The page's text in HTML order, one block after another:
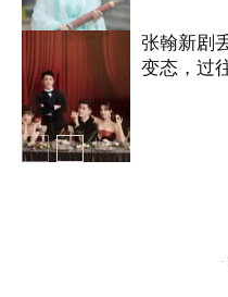
明星八卦
张翰新剧
变态，过
-